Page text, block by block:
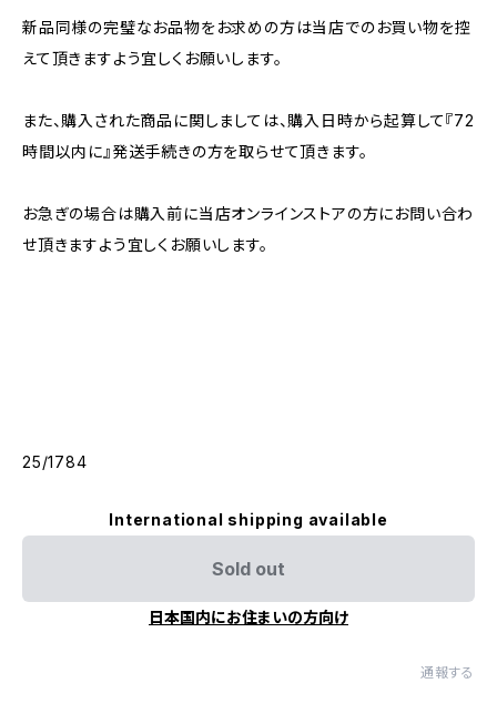
新品同様の完璧なお品物をお求めの方は当店でのお買い物を控
えて頂きますよう宜しくお願いします。
また、購入された商品に関しましては、購入日時から起算して『72
時間以内に』発送手続きの方を取らせて頂きます。
お急ぎの場合は購入前に当店オンラインストアの方にお問い合わ
せ頂きますよう宜しくお願いします。
25/1784
International shipping available
Sold out
日本国内にお住まいの方向け
通報する